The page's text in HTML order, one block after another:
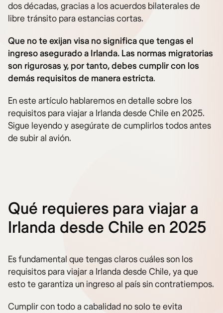
dos décadas, gracias a los acuerdos bilaterales de
libre tránsito para estancias cortas.
Que no te exijan visa no significa que tengas el
ingreso asegurado a Irlanda. Las normas migratorias
son rigurosas y, por tanto, debes cumplir con los
demás requisitos de manera estricta.
En este artículo hablaremos en detalle sobre los
requisitos para viajar a Irlanda desde Chile en 2025.
Sigue leyendo y asegúrate de cumplirlos todos antes
de subir al avión.
Qué requieres para viajar a
Irlanda desde Chile en 2025
Es fundamental que tengas claros cuáles son los
requisitos para viajar a Irlanda desde Chile, ya que
esto te garantiza un ingreso al país sin contratiempos.
Cumplir con todo a cabalidad no solo te evita